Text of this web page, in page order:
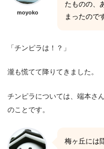
moyoko
たものの、
まったので
「チンピラは！？」
瀧も慌てて降りてきました。
チンピラについては、端本さ
のことです。
梅ヶ丘には